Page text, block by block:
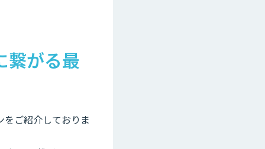
繋がる最
ご紹介しておりま